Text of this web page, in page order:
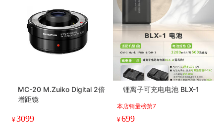
MC-20 M.Zuiko Digital 2倍
增距镜
¥3099
锂离子可充电电池 BLX-1
本店销量榜第7
¥699